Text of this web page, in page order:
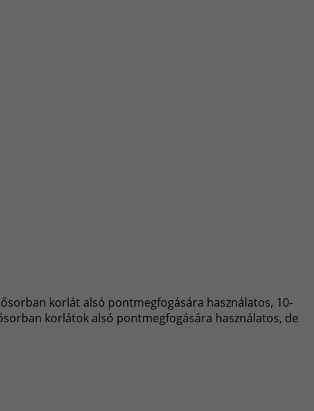
korlát alsó pontmegfogására használatos, 10-
korlátok alsó pontmegfogására használatos, de